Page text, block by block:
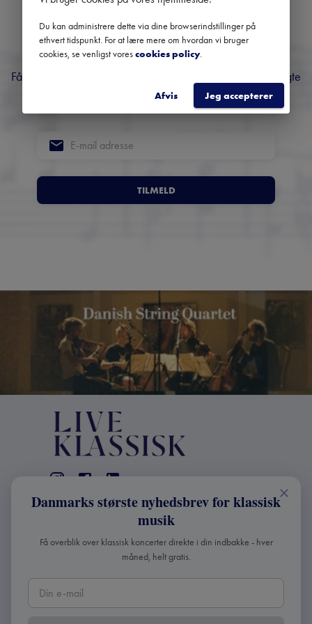
nyhedsbrev om klassisk
musik
Få overblik over kommende koncerter, festivaler og udvalgte
anbefalinger fra hele landet.
TILMELD
KONTAKT
info@liveklassisk.dk
Live Klassisk ApS
CVR 41507780
Danmarks største nyhedsbrev for klassisk
musik
Få overblik over klassisk koncerter direkte i din indbakke - hver
måned, helt gratis.
Du kan administrere dette via dine browserindstillinger på
ethvert tidspunkt. For at lære mere om hvordan vi bruger
cookies, se venligst vorescookies policy.
Afvis Jeg accepterer